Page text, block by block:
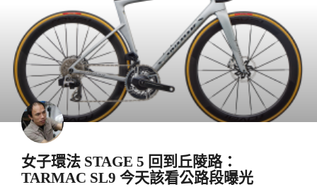
女子環法 STAGE 5 回到丘陵路：
TARMAC SL9 今天該看公路段曝光